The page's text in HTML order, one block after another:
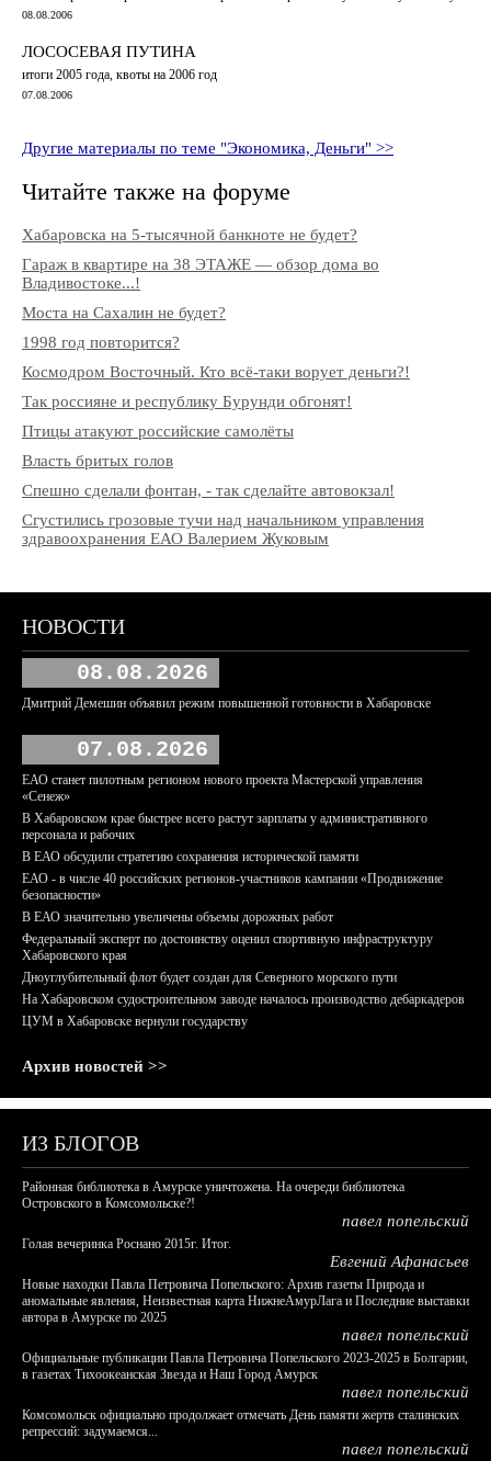
08.08.2006
ЛОСОСЕВАЯ ПУТИНА
итоги 2005 года, квоты на 2006 год
07.08.2006
Другие материалы по теме "Экономика, Деньги" >>
Читайте также на форуме
Хабаровска на 5-тысячной банкноте не будет?
Гараж в квартире на 38 ЭТАЖЕ — обзор дома во
Владивостоке...!
Моста на Сахалин не будет?
1998 год повторится?
Космодром Восточный. Кто всё-таки ворует деньги?!
Так россияне и республику Бурунди обгонят!
Птицы атакуют российские самолёты
Власть бритых голов
Спешно сделали фонтан, - так сделайте автовокзал!
Сгустились грозовые тучи над начальником управления
здравоохранения ЕАО Валерием Жуковым
НОВОСТИ
08.08.2026
Дмитрий Демешин объявил режим повышенной готовности в Хабаровске
07.08.2026
ЕАО станет пилотным регионом нового проекта Мастерской управления
«Сенеж»
В Хабаровском крае быстрее всего растут зарплаты у административного
персонала и рабочих
В ЕАО обсудили стратегию сохранения исторической памяти
ЕАО - в числе 40 российских регионов-участников кампании «Продвижение
безопасности»
В ЕАО значительно увеличены объемы дорожных работ
Федеральный эксперт по достоинству оценил спортивную инфраструктуру
Хабаровского края
Дноуглубительный флот будет создан для Северного морского пути
На Хабаровском судостроительном заводе началось производство дебаркадеров
ЦУМ в Хабаровске вернули государству
Архив новостей >>
ИЗ БЛОГОВ
Районная библиотека в Амурске уничтожена. На очереди библиотека
Островского в Комсомольске?!
павел попельский
Голая вечеринка Роснано 2015г. Итог.
Евгений Афанасьев
Новые находки Павла Петровича Попельского: Архив газеты Природа и
аномальные явления, Неизвестная карта НижнеАмурЛага и Последние выставки
автора в Амурске по 2025
павел попельский
Официальные публикации Павла Петровича Попельского 2023-2025 в Болгарии,
в газетах Тихоокеанская Звезда и Наш Город Амурск
павел попельский
Комсомольск официально продолжает отмечать День памяти жертв сталинских
репрессий: задумаемся...
павел попельский